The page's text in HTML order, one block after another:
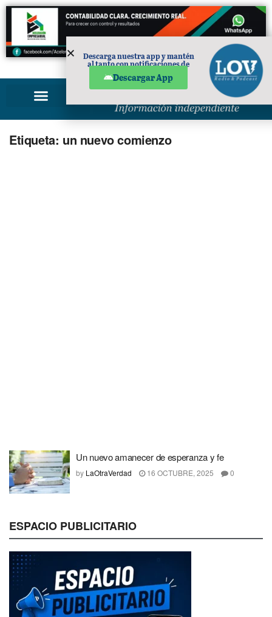
PUBLICIDAD
Etiqueta: un nuevo comienzo
Un nuevo amanecer de esperanza y fe
by LaOtraVerdad 16 OCTUBRE, 2025 0
ESPACIO PUBLICITARIO
Descarga nuestra app y mantén
al tanto con notificaciones de
Descargar App